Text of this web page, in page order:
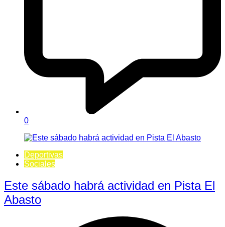
0
Deportivas
Sociales
Este sábado habrá actividad en Pista El
Abasto